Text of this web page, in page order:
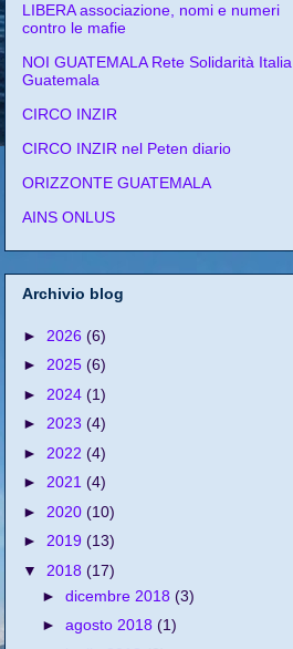
LIBERA associazione, nomi e numeri
contro le mafie
NOI GUATEMALA Rete Solidarità Italia
Guatemala
CIRCO INZIR
CIRCO INZIR nel Peten diario
ORIZZONTE GUATEMALA
AINS ONLUS
Archivio blog
► 2026 (6)
► 2025 (6)
► 2024 (1)
► 2023 (4)
► 2022 (4)
► 2021 (4)
► 2020 (10)
► 2019 (13)
▼ 2018 (17)
► dicembre 2018 (3)
► agosto 2018 (1)